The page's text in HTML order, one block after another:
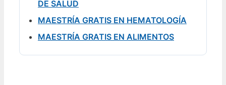
DE SALUD
MAESTRÍA GRATIS EN HEMATOLOGÍA
MAESTRÍA GRATIS EN ALIMENTOS